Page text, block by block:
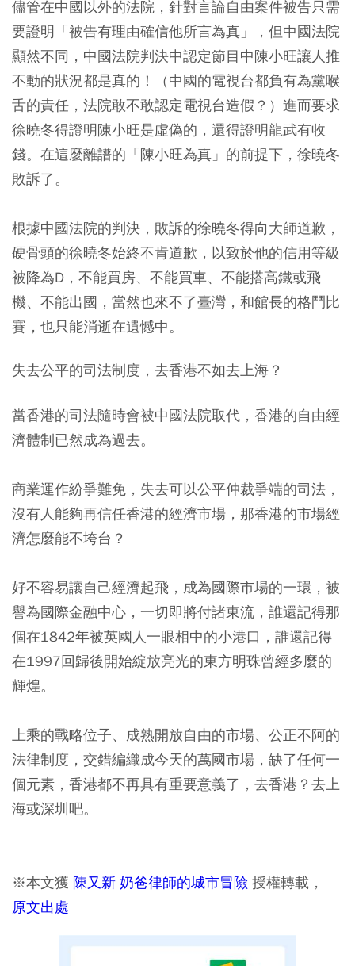
儘管在中國以外的法院，針對言論自由案件被告只需
要證明「被告有理由確信他所言為真」，但中國法院
顯然不同，中國法院判決中認定節目中陳小旺讓人推
不動的狀況都是真的！（中國的電視台都負有為黨喉
舌的責任，法院敢不敢認定電視台造假？）進而要求
徐曉冬得證明陳小旺是虛偽的，還得證明龍武有收
錢。在這麼離譜的「陳小旺為真」的前提下，徐曉冬
敗訴了。
根據中國法院的判決，敗訴的徐曉冬得向大師道歉，
硬骨頭的徐曉冬始終不肯道歉，以致於他的信用等級
被降為D，不能買房、不能買車、不能搭高鐵或飛
機、不能出國，當然也來不了臺灣，和館長的格鬥比
賽，也只能消逝在遺憾中。
失去公平的司法制度，去香港不如去上海？
當香港的司法隨時會被中國法院取代，香港的自由經
濟體制已然成為過去。
商業運作紛爭難免，失去可以公平仲裁爭端的司法，
沒有人能夠再信任香港的經濟市場，那香港的市場經
濟怎麼能不垮台？
好不容易讓自己經濟起飛，成為國際市場的一環，被
譽為國際金融中心，一切即將付諸東流，誰還記得那
個在1842年被英國人一眼相中的小港口，誰還記得
在1997回歸後開始綻放亮光的東方明珠曾經多麼的
輝煌。
上乘的戰略位子、成熟開放自由的市場、公正不阿的
法律制度，交錯編織成今天的萬國市場，缺了任何一
個元素，香港都不再具有重要意義了，去香港？去上
海或深圳吧。
※本文獲 陳又新 奶爸律師的城市冒險 授權轉載，
原文出處